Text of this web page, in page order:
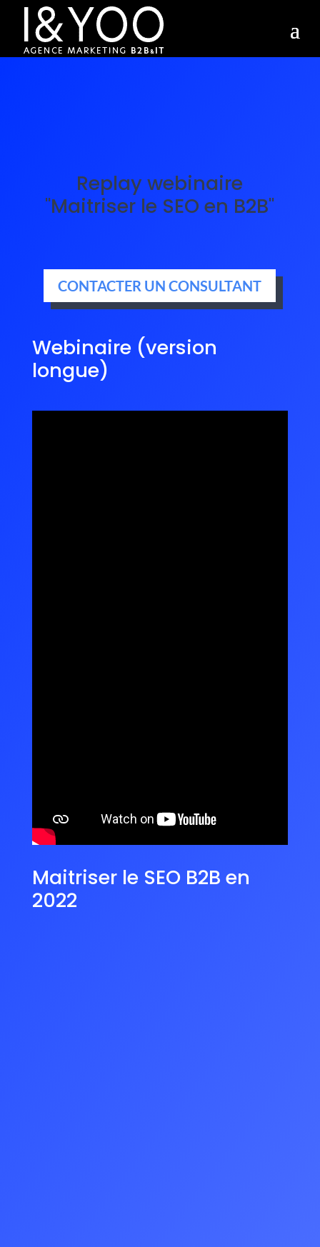
Replay webinaire
"Maitriser le SEO en B2B"
CONTACTER UN CONSULTANT
Webinaire (version
longue)
Maitriser le SEO B2B en
2022